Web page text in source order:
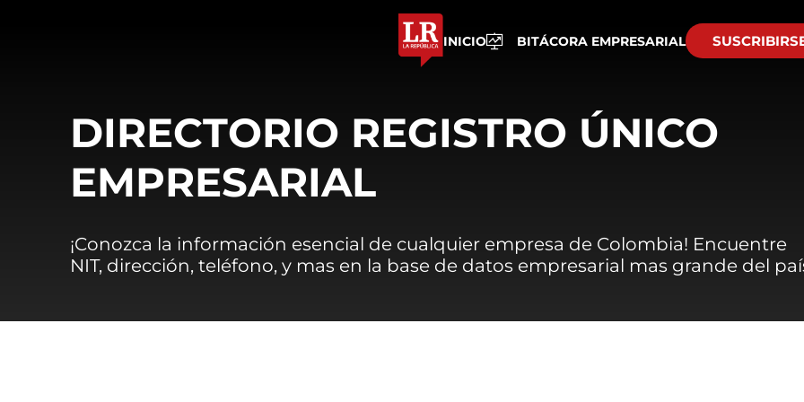
INICIO BITÁCORA EMPRESARIAL
DIRECTORIO REGISTRO ÚNICO
EMPRESARIAL
¡Conozca la información esencial de cualquier empresa de Colombia! Encuentre
NIT, dirección, teléfono, y mas en la base de datos empresarial mas grande del